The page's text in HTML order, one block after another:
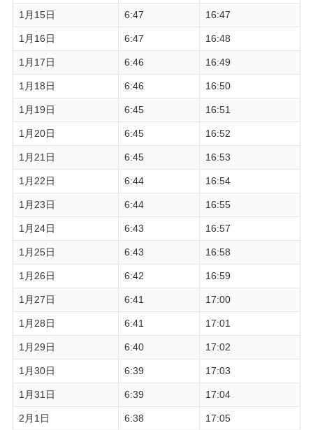
1月15日 6:47 16:47
1月16日 6:47 16:48
1月17日 6:46 16:49
1月18日 6:46 16:50
1月19日 6:45 16:51
1月20日 6:45 16:52
1月21日 6:45 16:53
1月22日 6:44 16:54
1月23日 6:44 16:55
1月24日 6:43 16:57
1月25日 6:43 16:58
1月26日 6:42 16:59
1月27日 6:41 17:00
1月28日 6:41 17:01
1月29日 6:40 17:02
1月30日 6:39 17:03
1月31日 6:39 17:04
2月1日 6:38 17:05